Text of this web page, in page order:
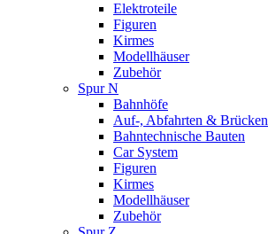
Elektroteile
Figuren
Kirmes
Modellhäuser
Zubehör
Spur N
Bahnhöfe
Auf-, Abfahrten & Brücken
Bahntechnische Bauten
Car System
Figuren
Kirmes
Modellhäuser
Zubehör